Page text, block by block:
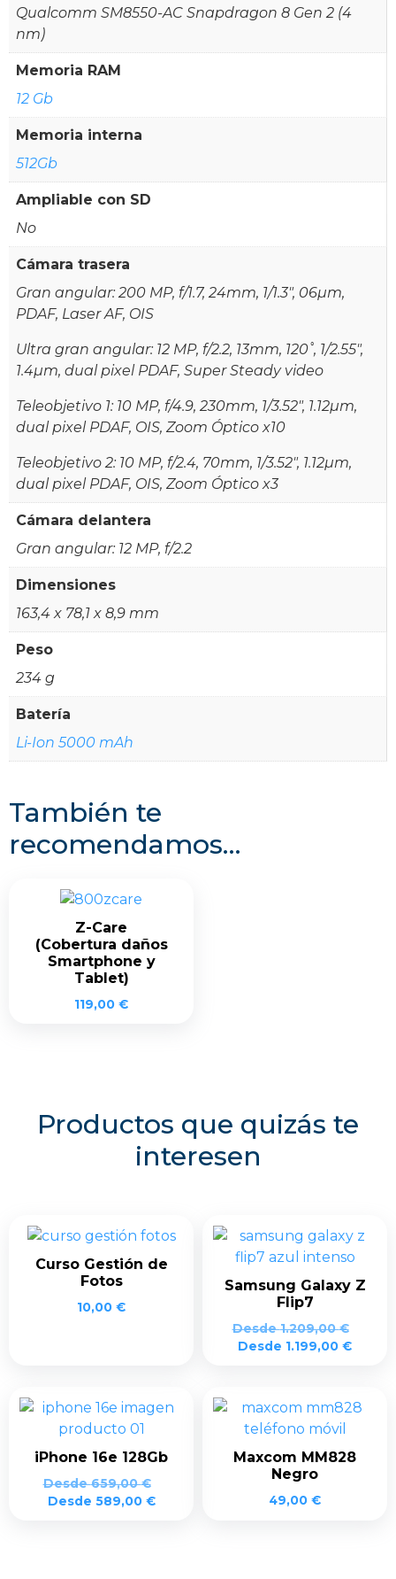
Qualcomm SM8550-AC Snapdragon 8 Gen 2 (4
nm)
Memoria RAM
12 Gb
Memoria interna
512Gb
Ampliable con SD
No
Cámara trasera
Gran angular: 200 MP, f/1.7, 24mm, 1/1.3", 06µm,
PDAF, Laser AF, OIS
Ultra gran angular: 12 MP, f/2.2, 13mm, 120˚, 1/2.55",
1.4µm, dual pixel PDAF, Super Steady video
Teleobjetivo 1: 10 MP, f/4.9, 230mm, 1/3.52", 1.12µm,
dual pixel PDAF, OIS, Zoom Óptico x10
Teleobjetivo 2: 10 MP, f/2.4, 70mm, 1/3.52", 1.12µm,
dual pixel PDAF, OIS, Zoom Óptico x3
Cámara delantera
Gran angular: 12 MP, f/2.2
Dimensiones
163,4 x 78,1 x 8,9 mm
Peso
234 g
Batería
Li-Ion 5000 mAh
También te
recomendamos…
Z-Care
(Cobertura daños
Smartphone y
Tablet)
119,00 €
Productos que quizás te
interesen
Curso Gestión de
Fotos
10,00 €
Samsung Galaxy Z
Flip7
Desde1.209,00€
Desde 1.199,00 €
iPhone 16e 128Gb
Desde659,00€
Desde 589,00 €
Maxcom MM828
Negro
49,00 €